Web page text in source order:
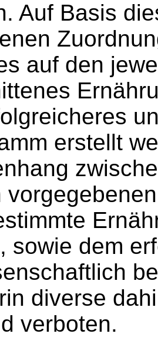
Auf Basis
auf den
erstellt
sowie dem
diverse
verboten.